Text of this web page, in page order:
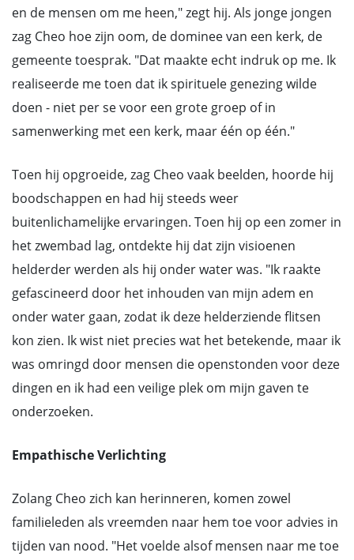
en de mensen om me heen," zegt hij. Als jonge jongen
zag Cheo hoe zijn oom, de dominee van een kerk, de
gemeente toesprak. "Dat maakte echt indruk op me. Ik
realiseerde me toen dat ik spirituele genezing wilde
doen - niet per se voor een grote groep of in
samenwerking met een kerk, maar één op één."
Toen hij opgroeide, zag Cheo vaak beelden, hoorde hij
boodschappen en had hij steeds weer
buitenlichamelijke ervaringen. Toen hij op een zomer in
het zwembad lag, ontdekte hij dat zijn visioenen
helderder werden als hij onder water was. "Ik raakte
gefascineerd door het inhouden van mijn adem en
onder water gaan, zodat ik deze helderziende flitsen
kon zien. Ik wist niet precies wat het betekende, maar ik
was omringd door mensen die openstonden voor deze
dingen en ik had een veilige plek om mijn gaven te
onderzoeken.
Empathische Verlichting
Zolang Cheo zich kan herinneren, komen zowel
familieleden als vreemden naar hem toe voor advies in
tijden van nood. "Het voelde alsof mensen naar me toe